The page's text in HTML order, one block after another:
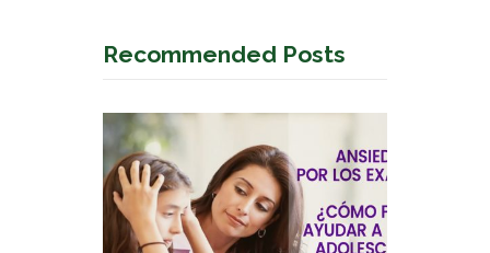
Recommended Posts